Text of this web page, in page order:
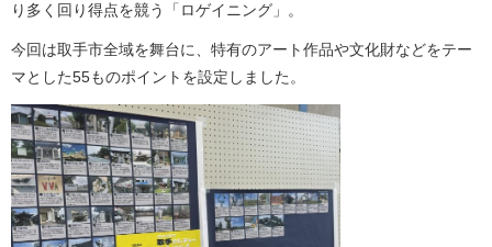
り多く回り得点を競う「ロゲイニング」。
今回は取手市全域を舞台に、特有のアート作品や文化財などをテー
マとした55ものポイントを設定しました。